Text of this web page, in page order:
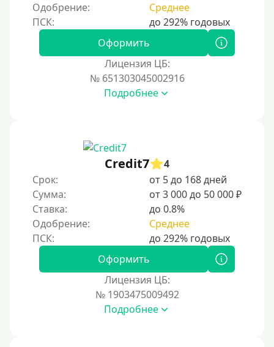
Одобрение:
Среднее
Оформить
Лицензия ЦБ:
№ 651303045002916
Подробнее
Credit7
4
Срок:
от 5 до 168 дней
Сумма:
от 3 000 до 50 000 ₽
Ставка:
до 0.8%
Одобрение:
Среднее
Оформить
Лицензия ЦБ:
№ 1903475009492
Подробнее